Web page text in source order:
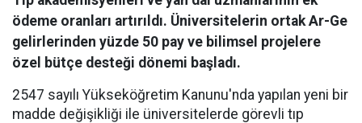
ödeme oranları artırıldı. Üniversitelerin ortak Ar-Ge
gelirlerinden yüzde 50 pay ve bilimsel projelere
özel bütçe desteği dönemi başladı.
2547 sayılı Yükseköğretim Kanunu'nda yapılan yeni bir
madde değişikliği ile üniversitelerde görevli tıp